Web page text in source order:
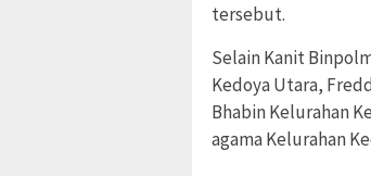
tersebut.
Selain Kanit
Kedoya Utara,
Bhabin Kelurahan
agama Kelurahan